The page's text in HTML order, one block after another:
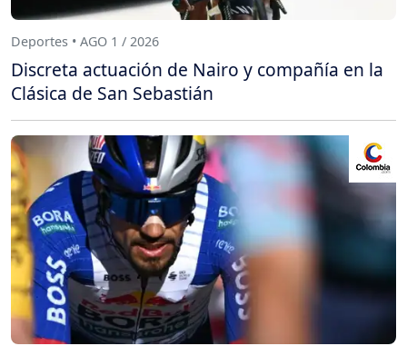
Deportes • AGO 1 / 2026
Discreta actuación de Nairo y compañía en la
Clásica de San Sebastián